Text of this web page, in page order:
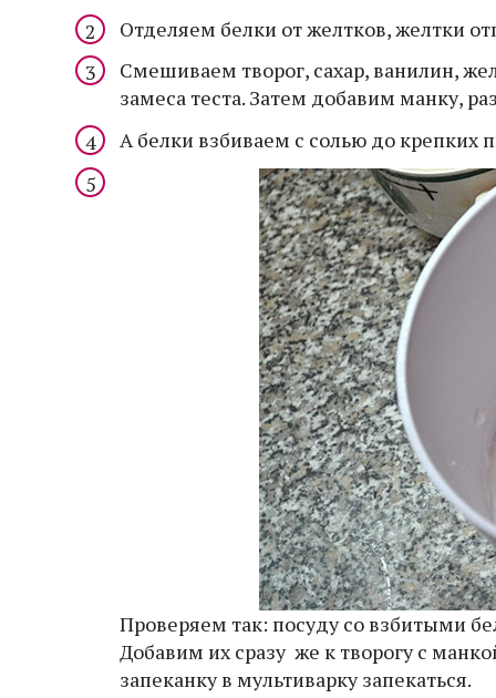
Отделяем белки от желтков, желтки
Смешиваем творог, сахар, ванилин,
замеса теста. Затем добавим манку,
А белки взбиваем с солью до крепких
Проверяем так: посуду со взбитыми
Добавим их сразу же к творогу с
запеканку в мультиварку запекаться.